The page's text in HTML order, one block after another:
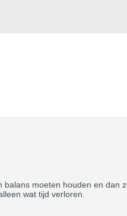
moeten houden en dan
wat tijd verloren.